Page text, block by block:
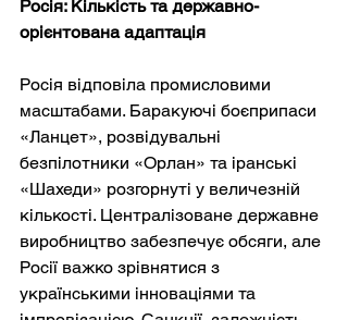
Росія: Кількість та державно-
орієнтована адаптація
Росія відповіла промисловими
масштабами. Баракуючі боєприпаси
«Ланцет», розвідувальні
безпілотники «Орлан» та іранські
«Шахеди» розгорнуті у величезній
кількості. Централізоване державне
виробництво забезпечує обсяги, але
Росії важко зрівнятися з
українськими інноваціями та